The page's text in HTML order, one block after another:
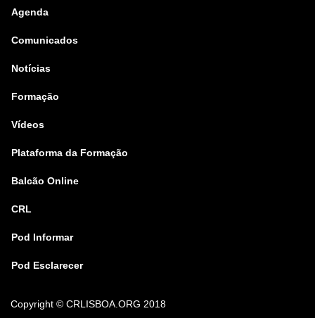
Agenda
Comunicados
Notícias
Formação
Vídeos
Plataforma da Formação
Balcão Online
CRL
Pod Informar
Pod Esclarecer
Copyright © CRLISBOA.ORG 2018